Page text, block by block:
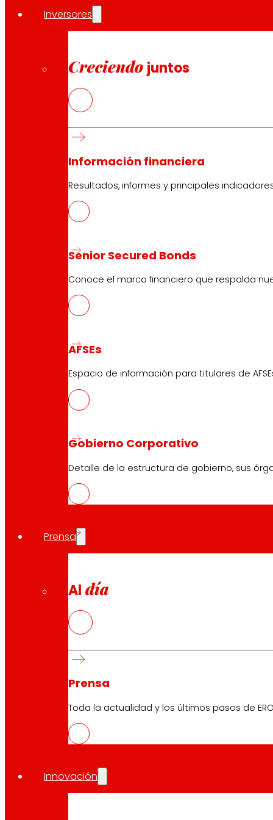
Inversores
Creciendo juntos
Información financiera
Resultados, informes y principales
Senior Secured Bonds
Conoce el marco financiero que respalda
AFSEs
Espacio de información para titulares de
Gobierno Corporativo
Detalle de la estructura de gobierno, sus
Prensa
Al día
Prensa
Toda la actualidad y los últimos pasos de
Innovación